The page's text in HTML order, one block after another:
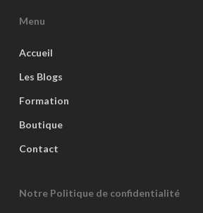
Menu
Accueil
Les Blogs
Formation
Boutique
Contact
Notre Politique de confidentialité